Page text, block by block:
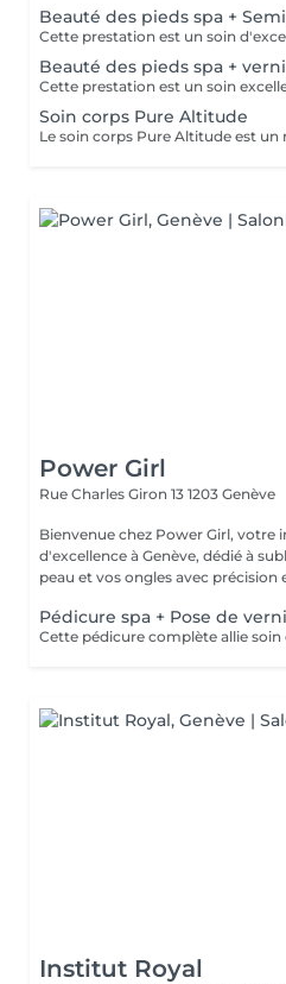
Beauté des pieds spa +
Beauté des pieds spa +
Soin corps Pure Altitude
Power Girl
Rue Charles Giron 13 1203 Genève
Bienvenue chez Power Girl, votre
d'excellence à Genève, dédié à
peau et vos ongles avec précision
Pédicure spa + Pose de
Institut Royal